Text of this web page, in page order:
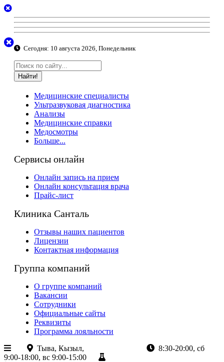
Сегодня: 10 августа 2026, Понедельник
Найти!
Медицинские специалисты
Ультразвуковая диагностика
Анализы
Медицинские справки
Медосмотры
Больше...
Сервисы онлайн
Онлайн запись на прием
Онлайн консультация врача
Прайс-лист
Клиника Санталь
Отзывы наших пациентов
Лицензии
Контактная информация
Группа компаний
О группе компаний
Вакансии
Сотрудники
Официальные сайты
Реквизиты
Программа лояльности
Тыва, Кызыл,
8:30-20:00, сб
9:00-18:00, вс 9:00-15:00